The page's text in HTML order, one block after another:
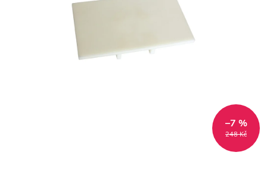
248 Kč
–7 %